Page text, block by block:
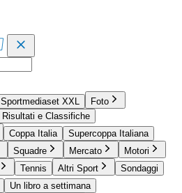
Sportmediaset XXL
Foto
Risultati e Classifiche
Coppa Italia
Supercoppa Italiana
Squadre Mercato
Motori
Tennis Altri Sport
Sondaggi
Un libro a settimana